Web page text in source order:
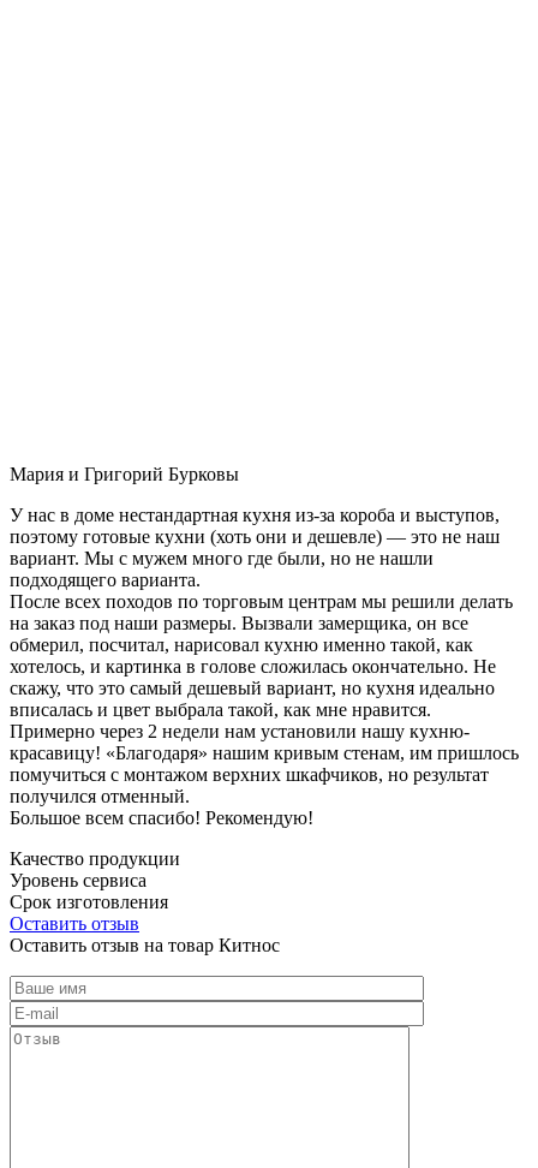
Мария и Григорий Бурковы
У нас в доме нестандартная кухня из-за короба и выступов,
поэтому готовые кухни (хоть они и дешевле) — это не наш
вариант. Мы с мужем много где были, но не нашли
подходящего варианта.
После всех походов по торговым центрам мы решили делать
на заказ под наши размеры. Вызвали замерщика, он все
обмерил, посчитал, нарисовал кухню именно такой, как
хотелось, и картинка в голове сложилась окончательно. Не
скажу, что это самый дешевый вариант, но кухня идеально
вписалась и цвет выбрала такой, как мне нравится.
Примерно через 2 недели нам установили нашу кухню-
красавицу! «Благодаря» нашим кривым стенам, им пришлось
помучиться с монтажом верхних шкафчиков, но результат
получился отменный.
Большое всем спасибо! Рекомендую!
Качество продукции
Уровень сервиса
Срок изготовления
Оставить отзыв
Оставить отзыв на товар Китнос